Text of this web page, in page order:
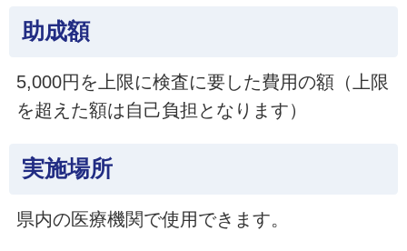
助成額
5,000円を上限に検査に要した費用の額（上限
を超えた額は自己負担となります）
実施場所
県内の医療機関で使用できます。